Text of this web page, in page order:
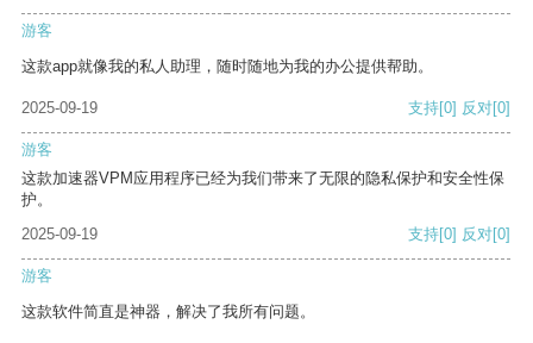
游客
这款app就像我的私人助理，随时随地为我的办公提供帮助。
2025-09-19 支持[0] 反对[0]
游客
这款加速器VPM应用程序已经为我们带来了无限的隐私保护和安全性保
护。
2025-09-19
支持[0] 反对[0]
游客
这款软件简直是神器，解决了我所有问题。